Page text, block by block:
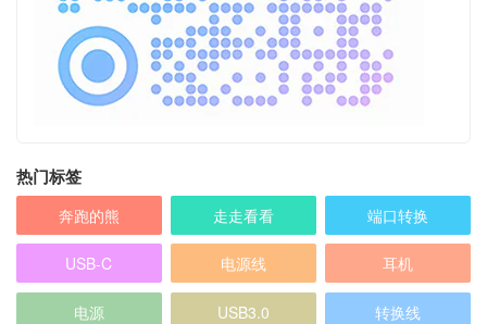
热门标签
奔跑的熊 走走看看 端口转换
USB-C 电源线 耳机
电源 USB3.0 转换线